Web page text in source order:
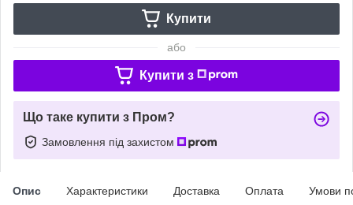
Купити
або
Купити з
Що таке купити з Пром?
Замовлення під захистом
Опис Характеристики Доставка Оплата Умови